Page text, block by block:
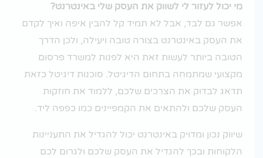
מי יכול לעזור לי לשווק את העסק שלי באינטרנט?
אפשר גם לבד, אבל לא תמיד קל להבין איפה ואיך לקדם
את העסק באינטרנט בצורה טובה ויעילה, ולכן הדרך
הטובה ביותר לעשות זאת היא לפנות למשרד פרסום
מקצועי שמתמחה בתחום הדיגיטל. סוכנות דיגיטל כזאת
תדאג לבדוק את הצרכים שלכם, ללמוד את חוזקות
העסק שלכם ולהתאים את הקמפיינים כמו כפפה ליד.
שיווק נכון ומדויק באינטרנט יכול להגדיל את התעניינות
הלקוחות ובכך להגדיל את העסק שלכם ולגרום לכם